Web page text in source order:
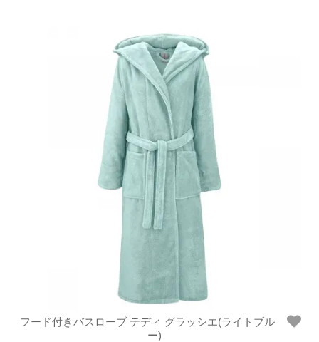
フード付きバスローブ テディ グラッシエ(ライトブル
ー)